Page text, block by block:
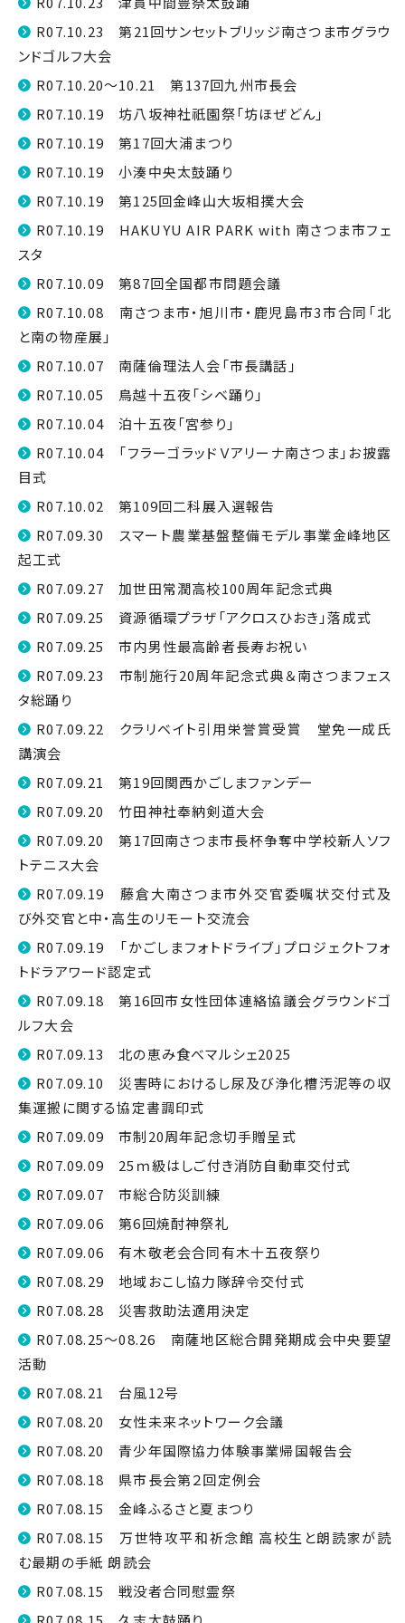
R07.10.23 第21回サンセットブリッジ南さつま市グラウ
ンドゴルフ大会
R07.10.20～10.21 第137回九州市長会
R07.10.19 坊八坂神社祇園祭「坊ほぜどん」
R07.10.19 第17回大浦まつり
R07.10.19 小湊中央太鼓踊り
R07.10.19 第125回金峰山大坂相撲大会
R07.10.19 HAKUYU AIR PARK with 南さつま市フェ
スタ
R07.10.09 第87回全国都市問題会議
R07.10.08 南さつま市・旭川市・鹿児島市3市合同「北
と南の物産展」
R07.10.07 南薩倫理法人会「市長講話」
R07.10.05 鳥越十五夜「シベ踊り」
R07.10.04 泊十五夜「宮参り」
R07.10.04 「フラーゴラッドＶアリーナ南さつま」お披露
目式
R07.10.02 第109回二科展入選報告
R07.09.30 スマート農業基盤整備モデル事業金峰地区
起工式
R07.09.27 加世田常潤高校100周年記念式典
R07.09.25 資源循環プラザ「アクロスひおき」落成式
R07.09.25 市内男性最高齢者長寿お祝い
R07.09.23 市制施行20周年記念式典＆南さつまフェス
タ総踊り
R07.09.22 クラリベイト引用栄誉賞受賞 堂免一成氏
講演会
R07.09.21 第19回関西かごしまファンデー
R07.09.20 竹田神社奉納剣道大会
R07.09.20 第17回南さつま市長杯争奪中学校新人ソフ
トテニス大会
R07.09.19 藤倉大南さつま市外交官委嘱状交付式及
び外交官と中・高生のリモート交流会
R07.09.19 「かごしまフォトドライブ」プロジェクトフォ
トドラアワード認定式
R07.09.18 第16回市女性団体連絡協議会グラウンドゴ
ルフ大会
R07.09.13 北の恵み食べマルシェ2025
R07.09.10 災害時におけるし尿及び浄化槽汚泥等の収
集運搬に関する協定書調印式
R07.09.09 市制20周年記念切手贈呈式
R07.09.09 25ｍ級はしご付き消防自動車交付式
R07.09.07 市総合防災訓練
R07.09.06 第6回焼酎神祭礼
R07.09.06 有木敬老会合同有木十五夜祭り
R07.08.29 地域おこし協力隊辞令交付式
R07.08.28 災害救助法適用決定
R07.08.25～08.26 南薩地区総合開発期成会中央要望
活動
R07.08.21 台風12号
R07.08.20 女性未来ネットワーク会議
R07.08.20 青少年国際協力体験事業帰国報告会
R07.08.18 県市長会第２回定例会
R07.08.15 金峰ふるさと夏まつり
R07.08.15 万世特攻平和祈念館 高校生と朗読家が読
む最期の手紙 朗読会
R07.08.15 戦没者合同慰霊祭